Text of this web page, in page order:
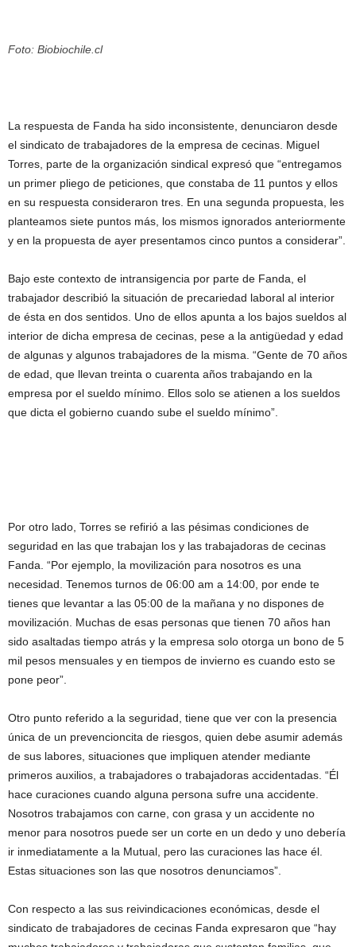
Foto: Biobiochile.cl
La respuesta de Fanda ha sido inconsistente, denunciaron desde
el sindicato de trabajadores de la empresa de cecinas. Miguel
Torres, parte de la organización sindical expresó que “entregamos
un primer pliego de peticiones, que constaba de 11 puntos y ellos
en su respuesta consideraron tres. En una segunda propuesta, les
planteamos siete puntos más, los mismos ignorados anteriormente
y en la propuesta de ayer presentamos cinco puntos a considerar”.
Bajo este contexto de intransigencia por parte de Fanda, el
trabajador describió la situación de precariedad laboral al interior
de ésta en dos sentidos. Uno de ellos apunta a los bajos sueldos al
interior de dicha empresa de cecinas, pese a la antigüedad y edad
de algunas y algunos trabajadores de la misma. “Gente de 70 años
de edad, que llevan treinta o cuarenta años trabajando en la
empresa por el sueldo mínimo. Ellos solo se atienen a los sueldos
que dicta el gobierno cuando sube el sueldo mínimo”.
Por otro lado, Torres se refirió a las pésimas condiciones de
seguridad en las que trabajan los y las trabajadoras de cecinas
Fanda. “Por ejemplo, la movilización para nosotros es una
necesidad. Tenemos turnos de 06:00 am a 14:00, por ende te
tienes que levantar a las 05:00 de la mañana y no dispones de
movilización. Muchas de esas personas que tienen 70 años han
sido asaltadas tiempo atrás y la empresa solo otorga un bono de 5
mil pesos mensuales y en tiempos de invierno es cuando esto se
pone peor”.
Otro punto referido a la seguridad, tiene que ver con la presencia
única de un prevencioncita de riesgos, quien debe asumir además
de sus labores, situaciones que impliquen atender mediante
primeros auxilios, a trabajadores o trabajadoras accidentadas. “Él
hace curaciones cuando alguna persona sufre una accidente.
Nosotros trabajamos con carne, con grasa y un accidente no
menor para nosotros puede ser un corte en un dedo y uno debería
ir inmediatamente a la Mutual, pero las curaciones las hace él.
Estas situaciones son las que nosotros denunciamos”.
Con respecto a las sus reivindicaciones económicas, desde el
sindicato de trabajadores de cecinas Fanda expresaron que “hay